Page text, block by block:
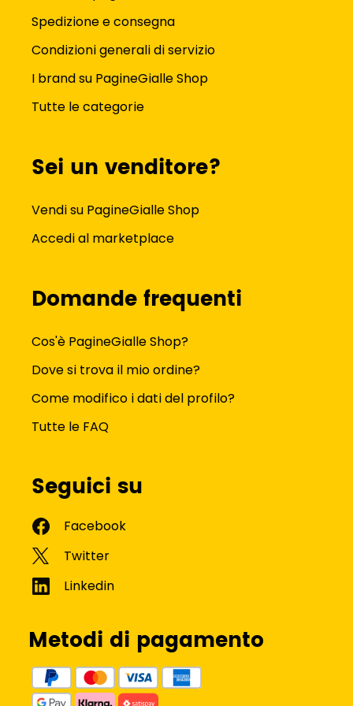
Spedizione e consegna
Condizioni generali di servizio
I brand su PagineGialle Shop
Tutte le categorie
Sei un venditore?
Vendi su PagineGialle Shop
Accedi al marketplace
Domande frequenti
Cos'è PagineGialle Shop?
Dove si trova il mio ordine?
Come modifico i dati del profilo?
Tutte le FAQ
Seguici su
Metodi di pagamento